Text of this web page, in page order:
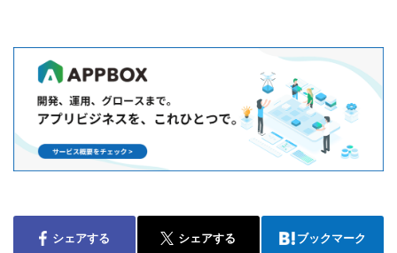
シェアする シェアする ブックマーク